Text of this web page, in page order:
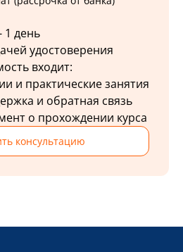
1 день
удостоверения
входит:
и практические занятия
и обратная связь
о прохождении курса
консультацию